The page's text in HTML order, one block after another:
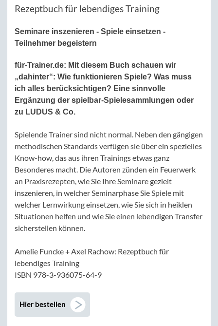
Rezeptbuch für lebendiges Training
Seminare inszenieren - Spiele einsetzen -
Teilnehmer begeistern
für-Trainer.de: Mit diesem Buch schauen wir
„dahinter“: Wie funktionieren Spiele? Was muss
ich alles berücksichtigen? Eine sinnvolle
Ergänzung der spielbar-Spielesammlungen oder
zu LUDUS & Co.
Spielende Trainer sind nicht normal. Neben den gängigen
methodischen Standards verfügen sie über ein spezielles
Know-how, das aus ihren Trainings etwas ganz
Besonderes macht. Die Autoren zünden ein Feuerwerk
an Praxisrezepten, wie Sie Ihre Seminare gezielt
inszenieren, in welcher Seminarphase Sie Spiele mit
welcher Lernwirkung einsetzen, wie Sie sich in heiklen
Situationen helfen und wie Sie einen lebendigen Transfer
sicherstellen können.
Amelie Funcke + Axel Rachow: Rezeptbuch für
lebendiges Training
ISBN 978-3-936075-64-9
Hier bestellen